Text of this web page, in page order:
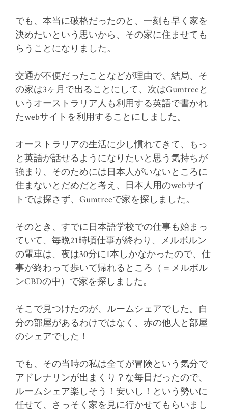
でも、本当に破格だったのと、一刻も早く家を
決めたいという思いから、その家に住ませても
らうことになりました。
交通が不便だったことなどが理由で、結局、そ
の家は3ヶ月で出ることにして、次はGumtreeと
いうオーストラリア人も利用する英語で書かれ
たwebサイトを利用することにしました。
オーストラリアの生活に少し慣れてきて、もっ
と英語が話せるようになりたいと思う気持ちが
強まり、そのためには日本人がいないところに
住まないとだめだと考え、日本人用のwebサイ
トでは探さず、Gumtreeで家を探しました。
そのとき、すでに日本語学校での仕事も始まっ
ていて、毎晩21時頃仕事が終わり、メルボルン
の電車は、夜は30分に1本しかなかったので、仕
事が終わって歩いて帰れるところ（＝メルボル
ンCBDの中）で家を探しました。
そこで見つけたのが、ルームシェアでした。自
分の部屋があるわけではなく、赤の他人と部屋
のシェアでした！
でも、その当時の私は全てが冒険という気分で
アドレナリンが出まくり？な毎日だったので、
ルームシェア楽しそう！安いし！という勢いに
任せて、さっそく家を見に行かせてもらいまし